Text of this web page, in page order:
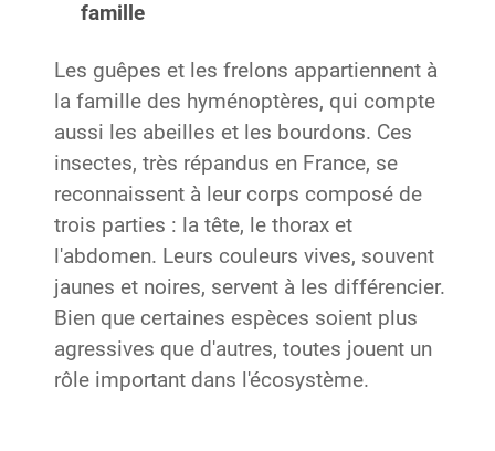
famille
Les guêpes et les frelons appartiennent à
la famille des hyménoptères, qui compte
aussi les abeilles et les bourdons. Ces
insectes, très répandus en France, se
reconnaissent à leur corps composé de
trois parties : la tête, le thorax et
l'abdomen. Leurs couleurs vives, souvent
jaunes et noires, servent à les différencier.
Bien que certaines espèces soient plus
agressives que d'autres, toutes jouent un
rôle important dans l'écosystème.